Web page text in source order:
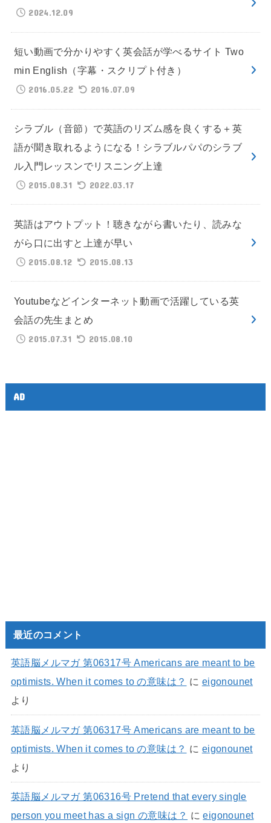
2024.12.09
短い動画で分かりやすく英会話が学べるサイト Two
min English（字幕・スクリプト付き）
2016.05.22
2016.07.09
シラブル（音節）で英語のリズム感を良くする＋英
語が聞き取れるようになる！シラブルパパのシラブ
ル入門レッスンでリスニング上達
2015.08.31
2022.03.17
英語はアウトプット！聴きながら書いたり、読みな
がら口に出すと上達が早い
2015.08.12
2015.08.13
Youtubeなどインターネット動画で活躍している英
会話の先生まとめ
2015.07.31
2015.08.10
AD
最近のコメント
英語脳メルマガ 第06317号 Americans are meant to be
optimists. When it comes to の意味は？ に eigonounet
より
英語脳メルマガ 第06317号 Americans are meant to be
optimists. When it comes to の意味は？ に eigonounet
より
英語脳メルマガ 第06316号 Pretend that every single
person you meet has a sign の意味は？ にeigonounet